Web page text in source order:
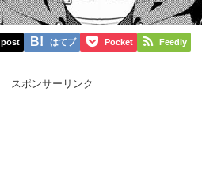
post はてブ Pocket Feedly
スポンサーリンク